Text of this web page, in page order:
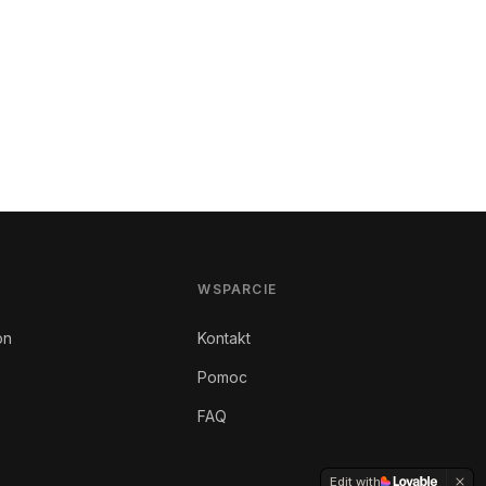
WSPARCIE
Kontakt
Pomoc
FAQ
Edit with